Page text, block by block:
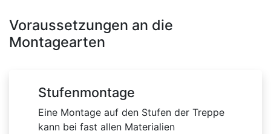
Voraussetzungen an die
Montagearten
Stufenmontage
Eine Montage auf den Stufen der Treppe
kann bei fast allen Materialien